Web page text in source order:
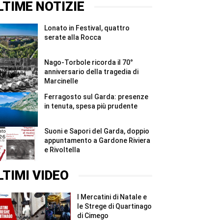
Marcinelle
alla
#Shorts
NOTIZIE
Lonato in Festival, quattro
serate alla Rocca
Nago-Torbole ricorda il 70°
anniversario della tragedia di
Marcinelle
Ferragosto sul Garda: presenze
in tenuta, spesa più prudente
Suoni e Sapori del Garda, doppio
appuntamento a Gardone Riviera
e Rivoltella
VIDEO
I Mercatini di Natale e
le Strege di Quartinago
di Cimego